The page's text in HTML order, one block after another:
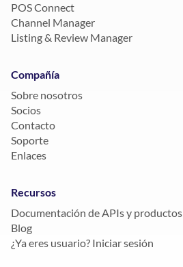
POS Connect
Channel Manager
Listing & Review Manager
Compañía
Sobre nosotros
Socios
Contacto
Soporte
Enlaces
Recursos
Documentación de APIs y productos
Blog
¿Ya eres usuario? Iniciar sesión